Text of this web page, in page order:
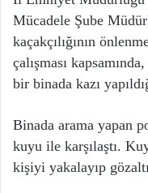
Mücadele Şube
kaçakçılığının
çalışması
bir binada kazı
Binada arama yapan
kuyu ile karşılaştı.
kişiyi yakalayıp